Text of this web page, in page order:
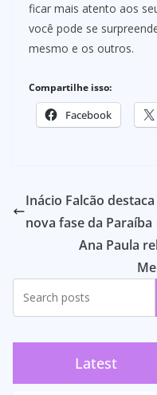
ficar mais atento aos
você pode se
mesmo e os outros.
Compartilhe isso:
Facebook
Inácio Falcão
nova fase da Paraíba
Ana Paula
Latest